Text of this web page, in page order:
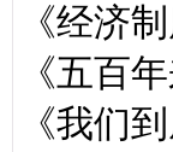
《经济
《五百
《我们